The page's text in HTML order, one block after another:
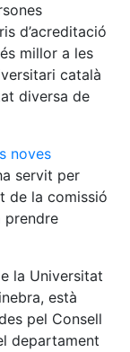
d’acreditació
millor a les
català
diversa de
noves
servit per
de la comissió
prendre
la Universitat
està
pel Consell
departament